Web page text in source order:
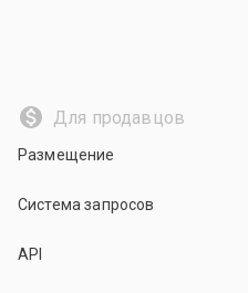
Для продавцов
Размещение
Система запросов
API